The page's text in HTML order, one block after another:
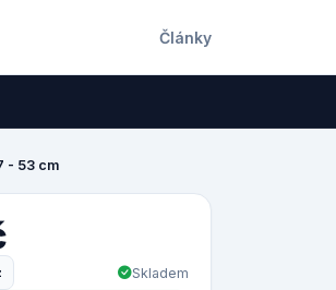
Články
- 53 cm
Skladem